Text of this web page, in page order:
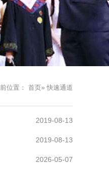
位置： 首页» 快速通道
2019-08-13
2019-08-13
2026-05-07